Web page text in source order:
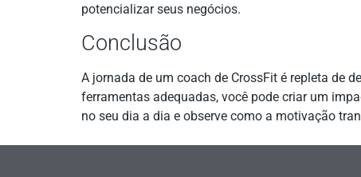
potencializar seus negócios.
Conclusão
A jornada de um coach de CrossFit é repleta de
ferramentas adequadas, você pode criar um
no seu dia a dia e observe como a motivação